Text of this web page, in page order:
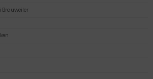
Brauweiler